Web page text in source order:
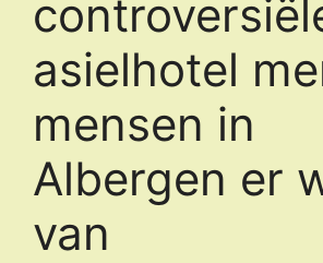
asielhotel
mensen in
Albergen er
van